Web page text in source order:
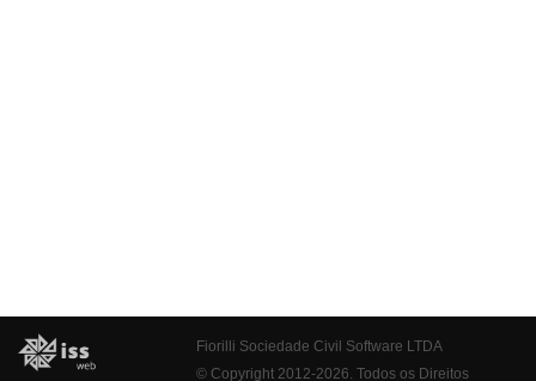
Fiorilli Sociedade Civil Software LTDA
© Copyright 2012-2026. Todos os Direitos